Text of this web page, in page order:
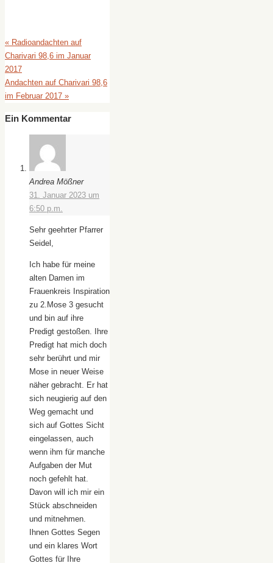
« Radioandachten auf
Charivari 98,6 im Januar
2017
Andachten auf Charivari 98,6
im Februar 2017 »
Ein Kommentar
Andrea Mößner
31. Januar 2023 um
6:50 p.m.
Sehr geehrter Pfarrer
Seidel,
Ich habe für meine
alten Damen im
Frauenkreis Inspiration
zu 2.Mose 3 gesucht
und bin auf ihre
Predigt gestoßen. Ihre
Predigt hat mich doch
sehr berührt und mir
Mose in neuer Weise
näher gebracht. Er hat
sich neugierig auf den
Weg gemacht und
sich auf Gottes Sicht
eingelassen, auch
wenn ihm für manche
Aufgaben der Mut
noch gefehlt hat.
Davon will ich mir ein
Stück abschneiden
und mitnehmen.
Ihnen Gottes Segen
und ein klares Wort
Gottes für Ihre